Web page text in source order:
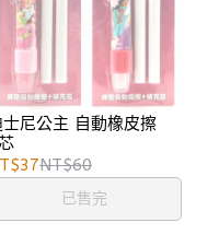
士尼公主 自動橡皮擦
NT$60
已售完